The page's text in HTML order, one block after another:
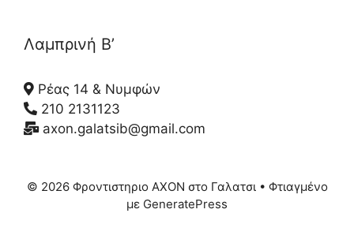
Λαμπρινή Β’
Ρέας 14 & Νυμφών
210 2131123
axon.galatsib@gmail.com
© 2026 Φροντιστηριο ΑΧΟΝ στο Γαλατσι• Φτιαγμένο
με GeneratePress